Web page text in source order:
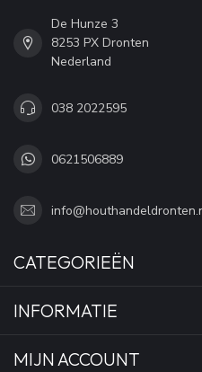
De Hunze 3
8253 PX Dronten
Nederland
038 2022595
0621506889
CATEGORIEËN
INFORMATIE
MIJN ACCOUNT